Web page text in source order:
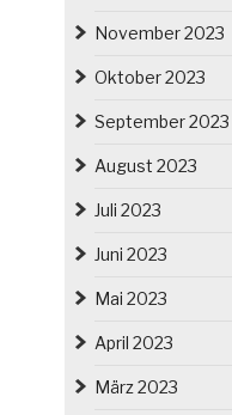
November 2023
Oktober 2023
September 2023
August 2023
Juli 2023
Juni 2023
Mai 2023
April 2023
März 2023